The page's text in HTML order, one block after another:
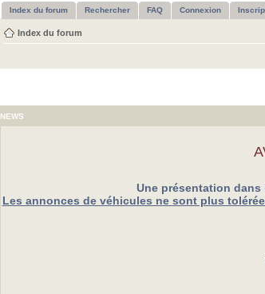
Index du forum Rechercher FAQ Connexion
Index du forum
NEWS
Une présentation
Les annonces de véhicules ne sont plus